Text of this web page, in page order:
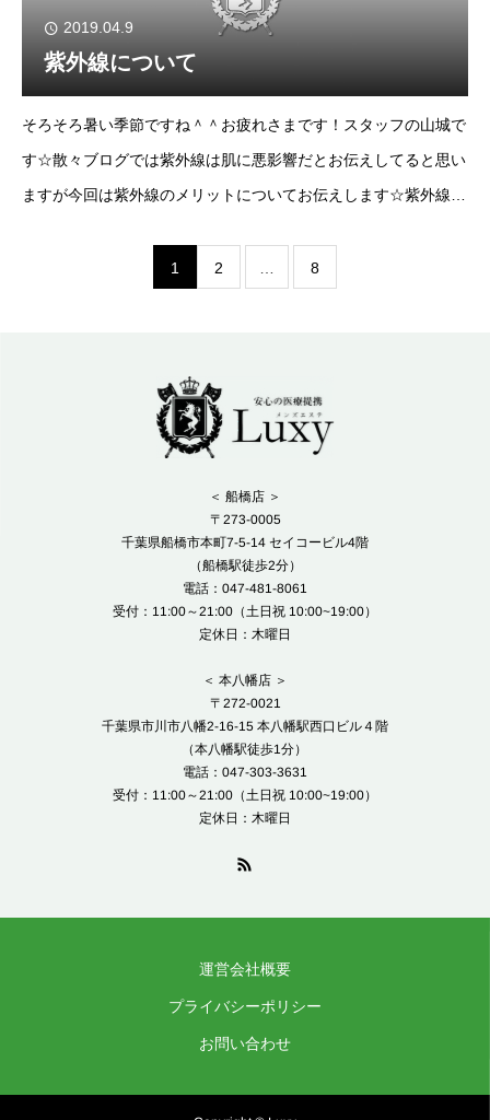
2019.04.9
紫外線について
そろそろ暑い季節ですね＾＾お疲れさまです！スタッフの山城で
す☆散々ブログでは紫外線は肌に悪影響だとお伝えしてると思い
ますが今回は紫外線のメリットについてお伝えします☆紫外線は
があるカルシウムの吸収に役立つ成分なの
1 2 8
＜ 船橋店 ＞
〒273-0005
千葉県船橋市本町7-5-14 セイコービル4階
（船橋駅徒歩2分）
電話：047-481-8061
受付：11:00～21:00（土日祝 10:00~19:00）
定休日：木曜日
＜ 本八幡店 ＞
〒272-0021
千葉県市川市八幡2-16-15 本八幡駅西口ビル４階
（本八幡駅徒歩1分）
電話：047-303-3631
受付：11:00～21:00（土日祝 10:00~19:00）
定休日：木曜日
運営会社概要
プライバシーポリシー
お問い合わせ